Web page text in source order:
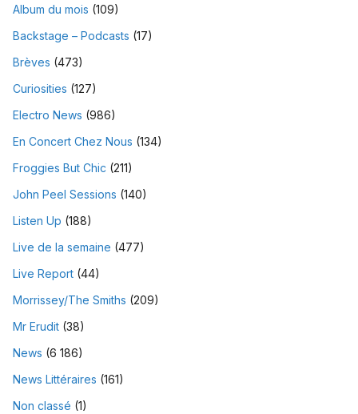
Album du mois (109)
Backstage – Podcasts (17)
Brèves (473)
Curiosities (127)
Electro News (986)
En Concert Chez Nous (134)
Froggies But Chic (211)
John Peel Sessions (140)
Listen Up (188)
Live de la semaine (477)
Live Report (44)
Morrissey/The Smiths (209)
Mr Erudit (38)
News (6 186)
News Littéraires (161)
Non classé (1)